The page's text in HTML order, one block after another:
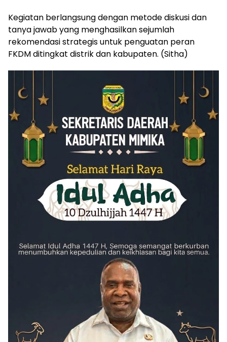
Kegiatan berlangsung dengan metode diskusi dan
tanya jawab yang menghasilkan sejumlah
rekomendasi strategis untuk penguatan peran
FKDM ditingkat distrik dan kabupaten. (Sitha)